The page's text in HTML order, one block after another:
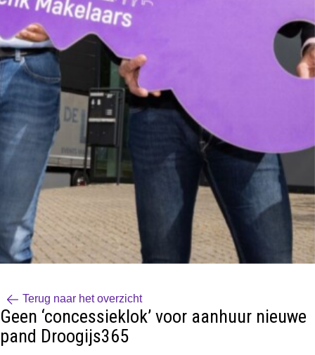
Terug naar het overzicht
Geen ‘concessieklok’ voor aanhuur nieuwe
pand Droogijs365